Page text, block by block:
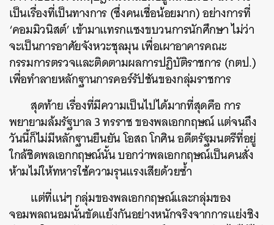
เป็นเรื่องที่เป็นทางการ (ซึ่งคนเชื่อน้อยมาก) อย่างการที่
‘คอมมิวนิสต์’ เข้ามาแทรกแซงขบวนการนักศึกษา ไม่ว่า
จะเป็นการอาศัยจังหวะชุลมุน เพื่อเผาอาคารคณะ
กรรมการตรวจและติดตามผลการปฏิบัติราชการ (กตป.)
เพื่อทำลายหลักฐานการคอร์รัปชันของกลุ่มราชการ
สุดท้าย เรื่องที่มีความเป็นไปได้มากที่สุดคือ การ
พยายามล้มรัฐบาล 3 ทรราช ของพลเอกกฤษณ์ แต่จนถึง
วันนี้ก็ไม่มีหลักฐานยืนยัน โอสถ โกศิน อดีตรัฐมนตรีที่อยู่
ใกล้ชิดพลเอกกฤษณ์นั้น บอกว่าพลเอกกฤษณ์เป็นคนสั่ง
ห้ามไม่ให้ทหารใช้ความรุนแรงเสียด้วยซ้ำ
แต่ที่แน่ๆ กลุ่มของพลเอกกฤษณ์และกลุ่มของ
จอมพลถนอมนั้นขัดแย้งกันอย่างหนักจริงจากการแย่งชิง